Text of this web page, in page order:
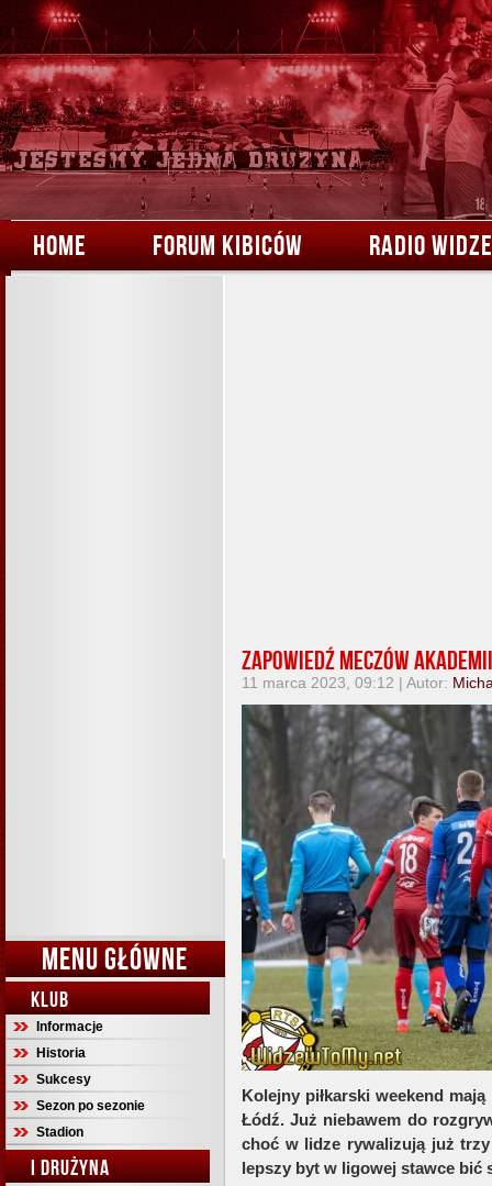
HOME FORUM KIBICÓW RADIO
MENU GŁÓWNE
KLUB
Informacje
Historia
Sukcesy
Sezon po sezonie
Stadion
I DRUŻYNA
Zapowiedź meczów
11 marca 2023, 09:12 | Autor:
Kolejny piłkarski weekend
Łódź. Już niebawem do
choć w lidze rywalizują już
lepszy byt w ligowej stawce bić